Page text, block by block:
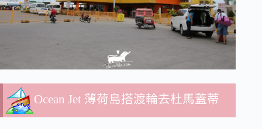
Ocean Jet 薄荷島搭渡輪去杜馬蓋蒂